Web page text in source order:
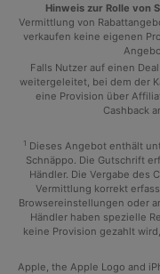
Hinweis zur Rolle von
Vermittlung von
verkaufen keine eigenen
Falls Nutzer auf einen
weitergeleitet, bei dem der
eine Provision über
Cashback
1 Dieses Angebot enthält
Schnäppo. Die Gutschrift
Händler. Die Vergabe des
Vermittlung korrekt
Browsereinstellungen oder
Händler haben spezielle
keine Provision gezahlt
Apple, the Apple Logo and